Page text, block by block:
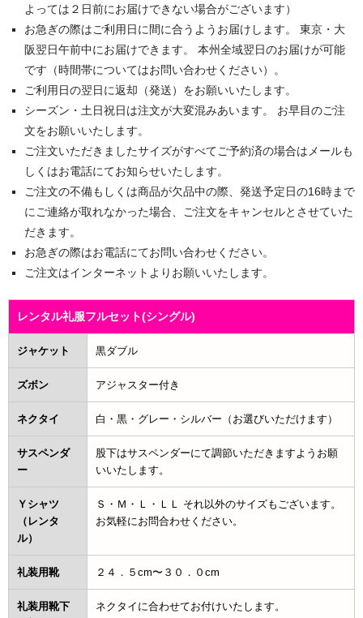
よっては２日前にお届けできない場合がございます）
お急ぎの際はご利用日に間に合うようお届けします。 東京・大
阪翌日午前中にお届けできます。 本州全域翌日のお届けが可能
です（時間帯についてはお問い合わせください）。
ご利用日の翌日に返却（発送）をお願いいたします。
シーズン・土日祝日は注文が大変混みあいます。 お早目のご注
文をお願いいたします。
ご注文いただきましたサイズがすべてご予約済の場合はメールも
しくはお電話にてお知らせいたします。
ご注文の不備もしくは商品が欠品中の際、発送予定日の16時まで
にご連絡が取れなかった場合、ご注文をキャンセルとさせていた
だきます。
お急ぎの際はお電話にてお問い合わせください。
ご注文はインターネットよりお願いいたします。
レンタル礼服フルセット(シングル)
ジャケット 黒ダブル
ズボン アジャスター付き
ネクタイ 白・黒・グレー・シルバー（お選びいただけます）
サスペンダ
ー
股下はサスペンダーにて調節いただきますようお願
いいたします。
Ｙシャツ
（レンタ
ル）
Ｓ・Ｍ・Ｌ・ＬＬ それ以外のサイズもございます。
お気軽にお問合わせください。
礼装用靴 ２４．５cm〜３０．０cm
礼装用靴下
ネクタイに合わせてお付けいたします。